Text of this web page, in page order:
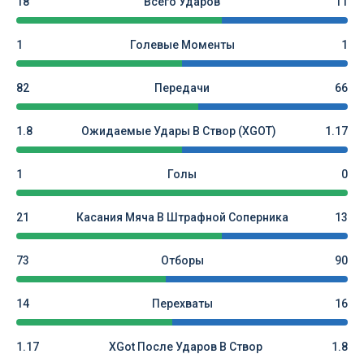
1 Голевые Моменты 1
82 Передачи 66
1.8 Ожидаемые Удары В Створ (xGOT) 1.17
1 Голы 0
21 Касания Мяча В Штрафной Соперника 13
73 Отборы 90
14 Перехваты 16
1.17 XGot После Ударов В Створ 1.8